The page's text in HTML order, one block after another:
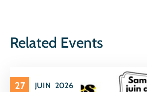
Related Events
27 JUIN 2026